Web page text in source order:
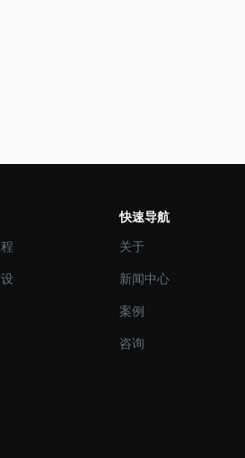
快速导航
关于
新闻中心
案例
咨询